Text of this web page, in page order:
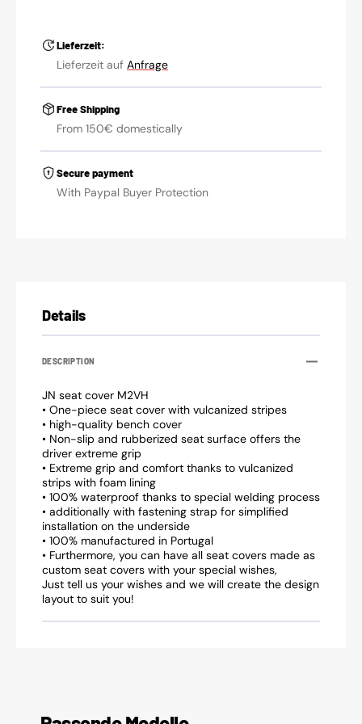
Details
DESCRIPTION
JN seat cover M2VH
• One-piece seat cover with vulcanized stripes
• high-quality bench cover
• Non-slip and rubberized seat surface offers the
driver extreme grip
• Extreme grip and comfort thanks to vulcanized
strips with foam lining
• 100% waterproof thanks to special welding process
• additionally with fastening strap for simplified
installation on the underside
• 100% manufactured in Portugal
• Furthermore, you can have all seat covers made as
custom seat covers with your special wishes,
Just tell us your wishes and we will create the design
layout to suit you!
Lieferzeit:
Lieferzeit auf Anfrage
Free Shipping
From 150€ domestically
Secure payment
With Paypal Buyer Protection